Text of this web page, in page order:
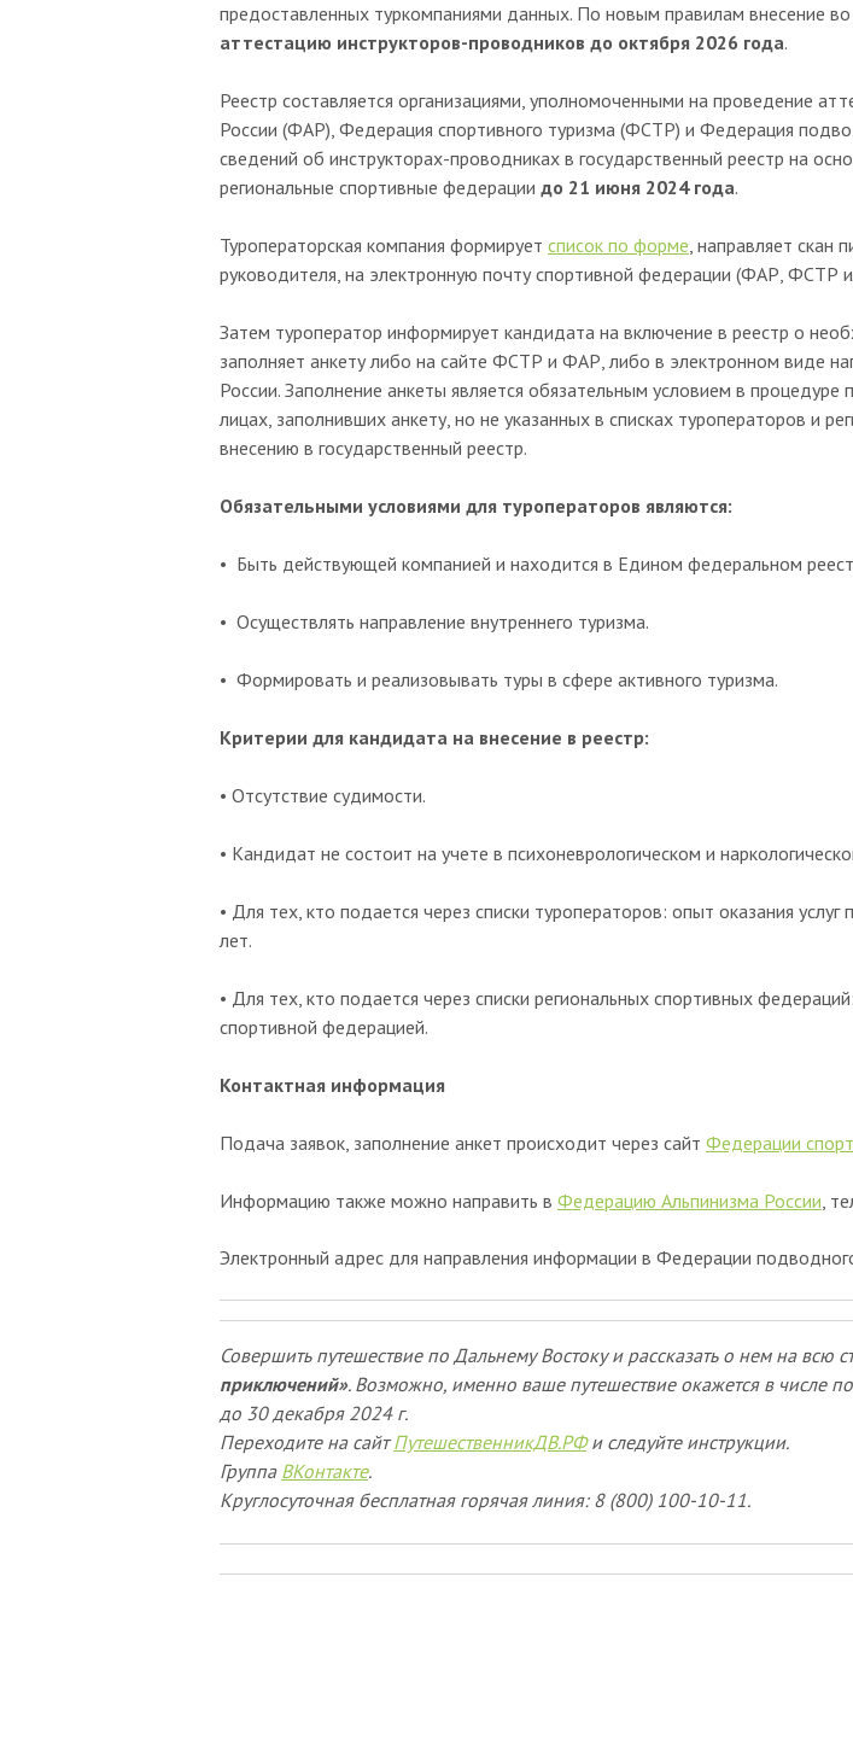
предоставленных туркомпаниями данных. По новым правилам внесение
аттестацию инструкторов-проводников до октября 2026 года.
Реестр составляется организациями, уполномоченными на проведение
России (ФАР), Федерация спортивного туризма (ФСТР) и Федерация
сведений об инструкторах-проводниках в государственный реестр на
региональные спортивные федерации до 21 июня 2024 года.
Туроператорская компания формирует список по форме, направляет скан
руководителя, на электронную почту спортивной федерации (ФАР, ФСТР
Затем туроператор информирует кандидата на включение в реестр о
заполняет анкету либо на сайте ФСТР и ФАР, либо в электронном виде
России. Заполнение анкеты является обязательным условием в
лицах, заполнивших анкету, но не указанных в списках туроператоров и
внесению в государственный реестр.
Обязательными условиями для туроператоров являются:
• Быть действующей компанией и находится в Едином федеральном
• Осуществлять направление внутреннего туризма.
• Формировать и реализовывать туры в сфере активного туризма.
Критерии для кандидата на внесение в реестр:
• Отсутствие судимости.
• Кандидат не состоит на учете в психоневрологическом и
• Для тех, кто подается через списки туроператоров: опыт оказания
лет.
• Для тех, кто подается через списки региональных спортивных
спортивной федерацией.
Контактная информация
Подача заявок, заполнение анкет происходит через сайт Федерации
Информацию также можно направить в Федерацию Альпинизма России,
Электронный адрес для направления информации в Федерации
Совершить путешествие по Дальнему Востоку и рассказать о нем на
приключений». Возможно, именно ваше путешествие окажется в числе
до 30 декабря 2024 г.
Переходите на сайтПутешественникДВ.РФи следуйте инструкции.
Группа ВКонтакте.
Круглосуточная бесплатная горячая линия: 8 (800) 100-10-11.